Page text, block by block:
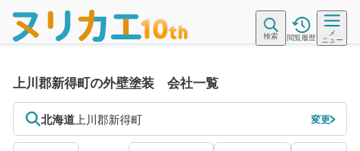
検索 閲覧履歴
メ
ニュー
上川郡新得町の外壁塗装 会社一覧
北海道上川郡新得町 変更